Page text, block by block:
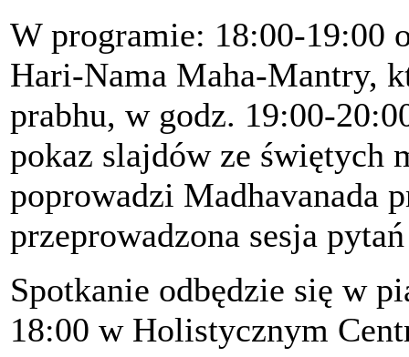
W programie: 18:00-19:00
Hari-Nama Maha-Mantry,
prabhu, w godz. 19:00-
pokaz slajdów ze świętych
poprowadzi Madhavanada
przeprowadzona sesja
Spotkanie odbędzie się w
18:00 w Holistycznym